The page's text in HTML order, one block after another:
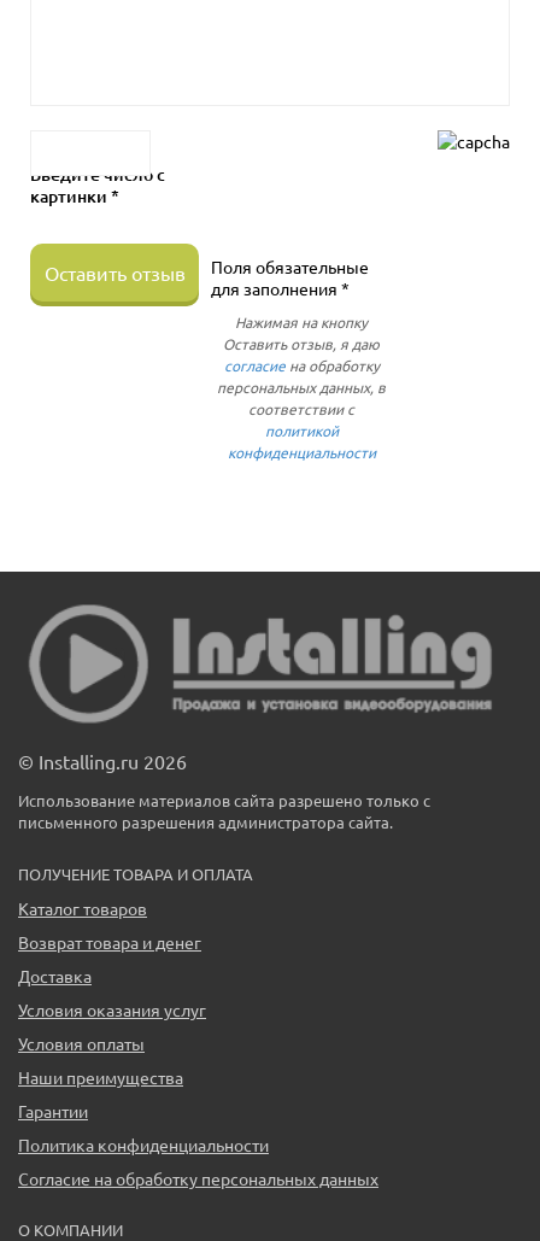
Введите число с
картинки *
Оставить отзыв
Поля обязательные
для заполнения *
Нажимая на кнопку
Оставить отзыв, я даю
согласиена обработку
персональных данных, в
соответствии с
политикой
конфиденциальности
© Installing.ru 2026
Использование материалов сайта разрешено только с
письменного разрешения администратора сайта.
ПОЛУЧЕНИЕ ТОВАРА И ОПЛАТА
Каталог товаров
Возврат товара и денег
Доставка
Условия оказания услуг
Условия оплаты
Наши преимущества
Гарантии
Политика конфиденциальности
Согласие на обработку персональных данных
О КОМПАНИИ